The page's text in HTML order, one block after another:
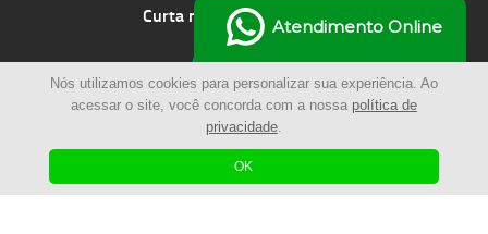
Curta nossas redes sociaisAtendimento Online
Nós utilizamos cookies para personalizar sua experiência. Ao
acessar o site, você concorda com a nossa política de
privacidade.
OK